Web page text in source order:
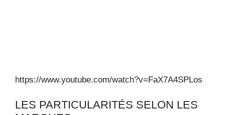
https://www.youtube.com/watch?v=FaX7A4SPLos
LES PARTICULARITÉS SELON LES